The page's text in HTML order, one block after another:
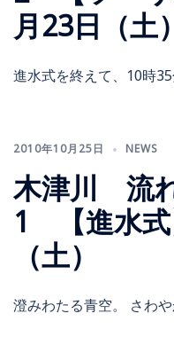
月23日（土）
進水式を終えて、10時
2010年10月25日 NEWS
木津川 流
1 【進水
（土）
澄みわたる青空。 さわ